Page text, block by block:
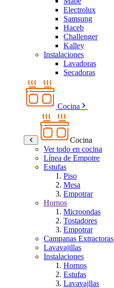
Electrolux
Samsung
Haceb
Challenger
Kalley
Instalaciones
Lavadoras
Secadoras
Cocina
Cocina
Ver todo en cocina
Línea de Empotre
Estufas
Piso
Mesa
Empotrar
Hornos
Microondas
Tostadores
Empotrar
Campanas Extractoras
Lavavajillas
Instalaciones
Hornos
Estufas
Lavavajllas